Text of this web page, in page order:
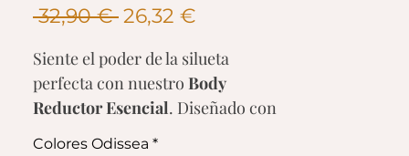
32,90 € Precio
26,32 €
oferta
Siente el poder de la silueta
perfecta con nuestro Body
Reductor Esencial. Diseñado con
manga sisa para máxima frescura
Colores Odissea *